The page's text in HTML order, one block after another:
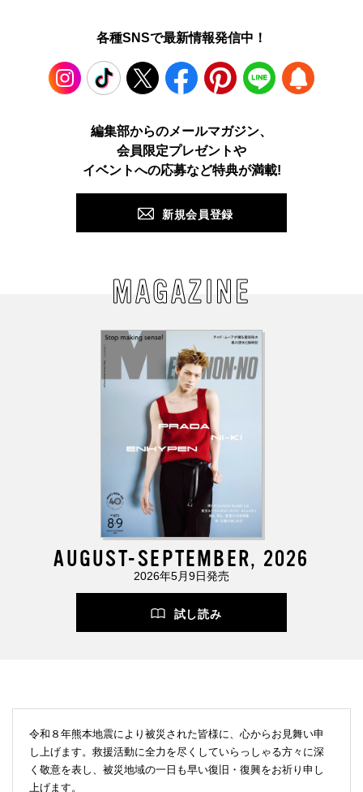
各種SNSで最新情報発信中！
TikTok Facebook Pinterest LINE
編集部からのメールマガジン、
会員限定プレゼントや
イベントへの応募など特典が満載!
新規会員登録
MAGAZINE
AUGUST-SEPTEMBER, 2026
2026年5月9日発売
試し読み
令和８年熊本地震により被災された皆様に、心からお見舞い申
し上げます。救援活動に全力を尽くしていらっしゃる方々に深
く敬意を表し、被災地域の一日も早い復旧・復興をお祈り申し
上げます。